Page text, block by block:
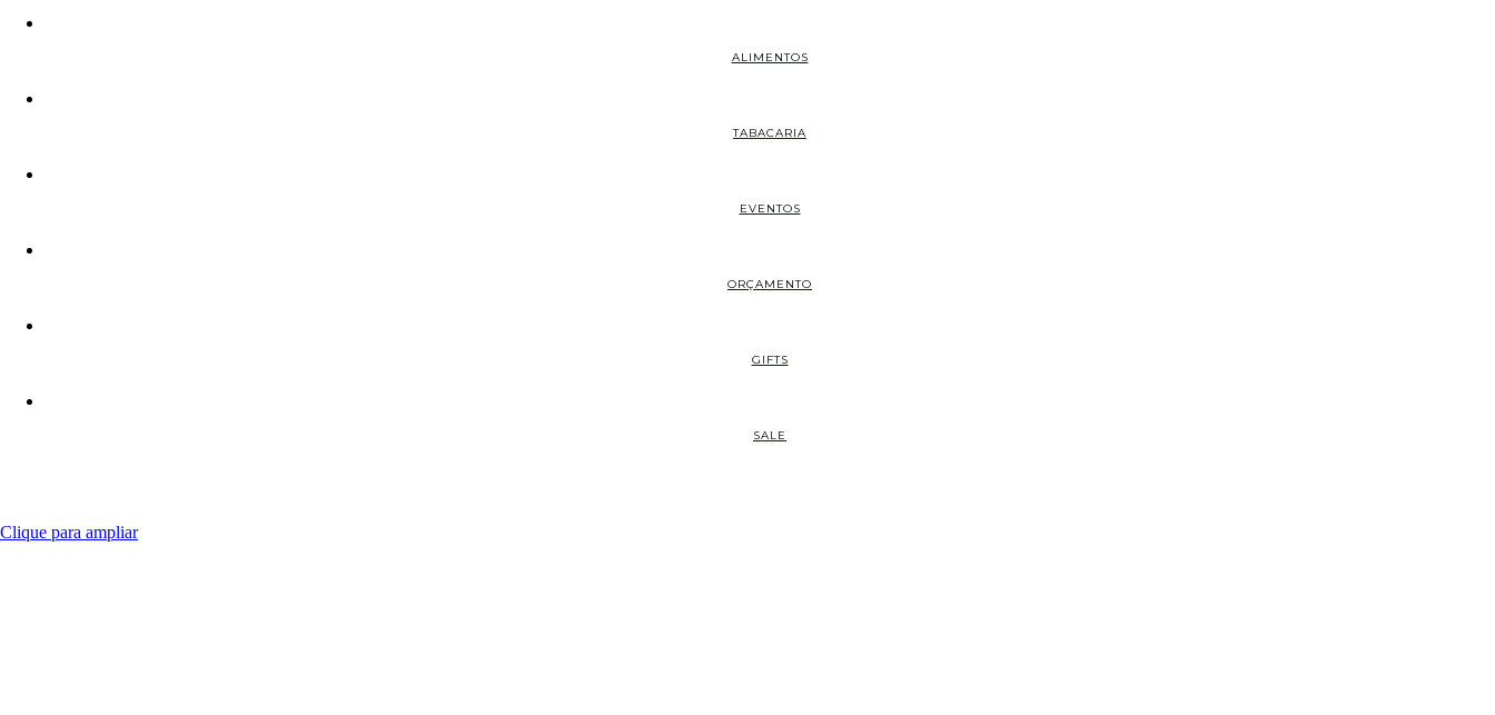
ALIMENTOS
TABACARIA
EVENTOS
ORÇAMENTO
GIFTS
SALE
Clique para ampliar